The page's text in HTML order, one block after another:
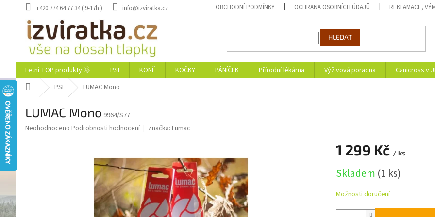
na
+420 774 64 77 34 ( 9-17h ) info@izviratka.cz OBCHODNÍ PODMÍNKY OCHRANA OSOBNÍCH ÚDAJŮ REKLAMACE,
HLEDAT
Letní TOP produkty 🌞 PSI KONĚ KOČKY PÁNÍČEK Přírodní lékárna Výživová poradna Canicross v
Domů PSI LUMAC Mono
LUMAC Mono 9964/S77
Průměrné
Neohodnoceno Podrobnosti hodnocení Značka: Lumac
1 299 Kč / ks
cena:
Skladem (1 ks)
Možnosti doručení